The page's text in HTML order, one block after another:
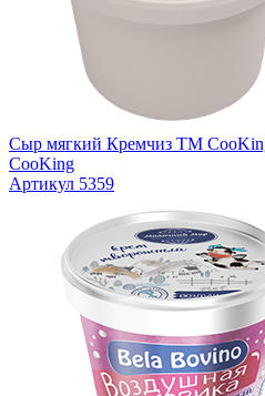
Сыр мягкий Кремчиз TM
CooKing
Артикул 5359